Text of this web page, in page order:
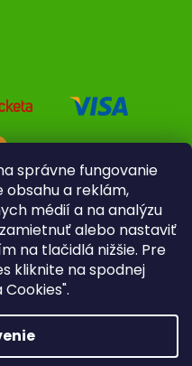
správne fungovanie
obsahu a reklám,
médií a na analýzu
alebo nastaviť
na tlačidlá nižšie. Pre
kliknite na spodnej
práva vyhradené.